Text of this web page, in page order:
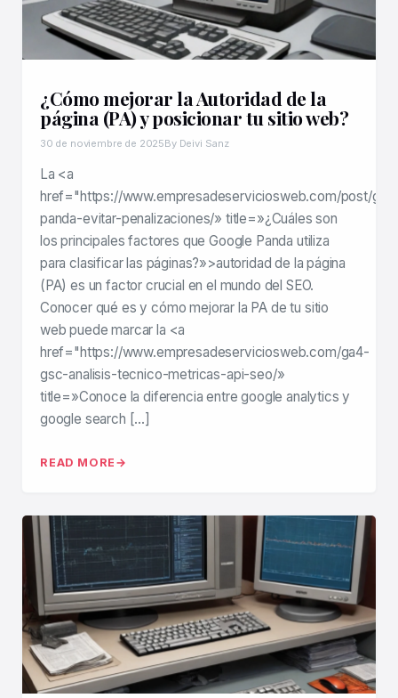
¿Cómo mejorar la Autoridad de la
página (PA) y posicionar tu sitio web?
30 de noviembre de 2025By Deivi Sanz
La <a
href="https://www.empresadeserviciosweb.com/post/
panda-evitar-penalizaciones/» title=»¿Cuáles son
los principales factores que Google Panda utiliza
para clasificar las páginas?»>autoridad de la página
(PA) es un factor crucial en el mundo del SEO.
Conocer qué es y cómo mejorar la PA de tu sitio
web puede marcar la <a
href="https://www.empresadeserviciosweb.com/ga4-
gsc-analisis-tecnico-metricas-api-seo/»
title=»Conoce la diferencia entre google analytics y
google search […]
READ MORE